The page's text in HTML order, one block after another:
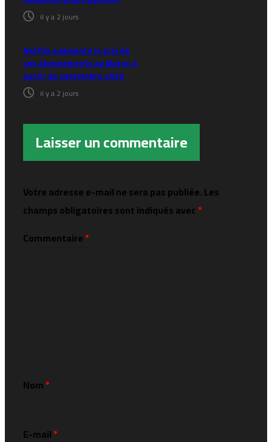
il y a 2 jours
Netflix augmente le prix de
ses abonnements au Maroc à
partir de septembre 2026
il y a 2 jours
Laisser un commentaire
Votre adresse e-mail ne sera pas publiée.Les
champs obligatoires sont indiqués avec*
Commentaire*
Nom*
E-mail*